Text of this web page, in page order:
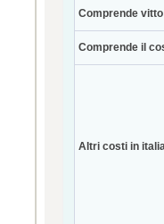
Comprende
Comprende il
Altri costi in